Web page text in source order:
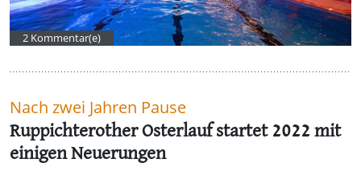
2 Kommentar(e)
Nach zwei Jahren Pause
Ruppichterother Osterlauf startet 2022 mit
einigen Neuerungen